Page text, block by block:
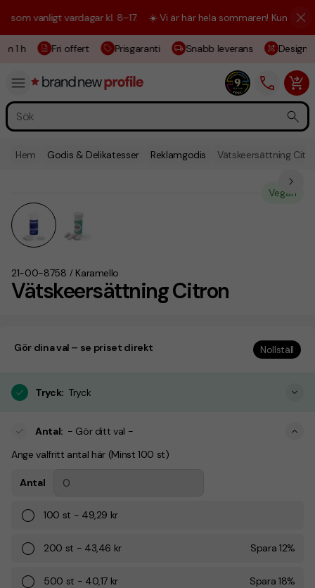
vanligt vardagar kl. 8–17. ☀️ Vi är här hela sommaren!
1 h Fri offert Prisgaranti Snabb leverans
Hem Godis & Delikatesser Reklamgodis Vätskeersättning
Vätskeersättning Citron
21-00-8758 / Karamello
Vegan
Gör dina val – se priset direkt Nollställ
Tryck: Tryck
Antal: - Gör ditt val -
Ange valfritt antal här (Minst 100 st)
Antal
100 st - 49,29 kr
200 st - 43,46 kr Spara12%
500 st - 40,17 kr Spara18%